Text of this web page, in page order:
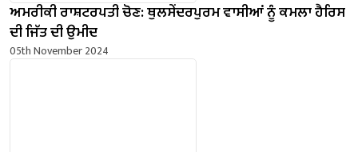
ਅਮਰੀਕੀ ਰਾਸ਼ਟਰਪਤੀ ਚੋਣ: ਥੁਲਸੇਂਦਰਪੁਰਮ ਵਾਸੀਆਂ ਨੂੰ ਕਮਲਾ ਹੈਰਿਸ
ਦੀ ਜਿੱਤ ਦੀ ਉਮੀਦ
05th November 2024